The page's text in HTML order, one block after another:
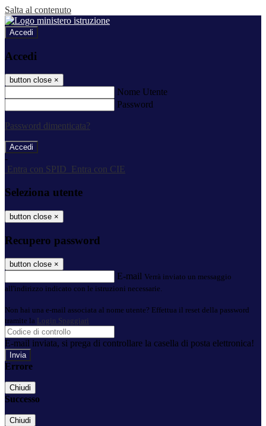
Salta al contenuto
Accedi
Accedi
button close ×
Nome Utente
Password
Password dimenticata?
-
Entra con SPID
Entra con CIE
Seleziona utente
button close ×
Recupero password
button close ×
E-mail Verrà inviato un messaggio
all'indirizzo indicato con le istruzioni necessarie.
Non hai una e-mail associata al nome utente? Effettua il reset della password
tramite la Login Spaggiari
E-mail inviata, si prega di controllare la casella di posta elettronica!
Errore
Chiudi
Successo
Chiudi